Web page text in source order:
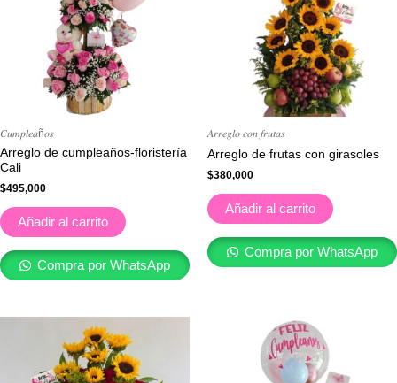
𝐶𝑢𝑚𝑝𝑙𝑒𝑎ñ𝑜𝑠
Arreglo de cumpleaños-floristería
Cali
$495,000
Añadir al carrito
Compra por WhatsApp
𝐴𝑟𝑟𝑒𝑔𝑙𝑜 𝑐𝑜𝑛 𝑓𝑟𝑢𝑡𝑎𝑠
Arreglo de frutas con girasoles
$380,000
Añadir al carrito
Compra por WhatsApp